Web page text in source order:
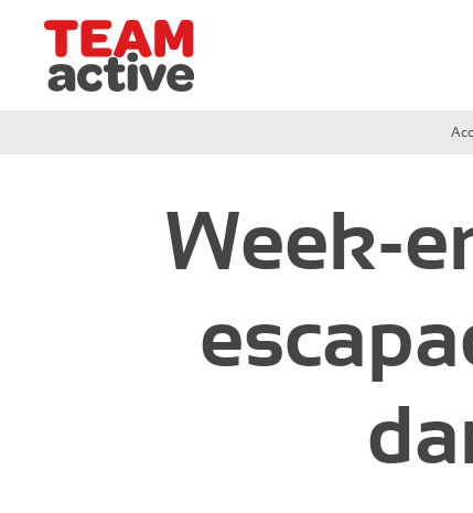
Circuit de Deauville
Circuit de Ouistreham
Week-